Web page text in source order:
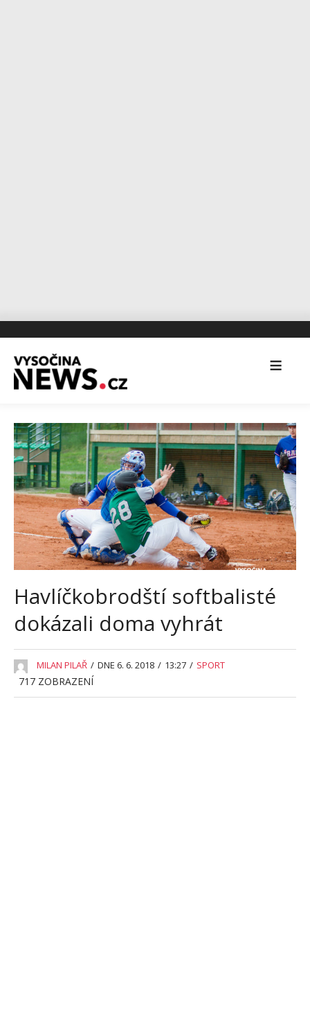
Havlíčkobrodští softbalisté
dokázali doma vyhrát
MILAN PILAŘ / DNE 6. 6. 2018 / 13:27 / SPORT
717 ZOBRAZENÍ